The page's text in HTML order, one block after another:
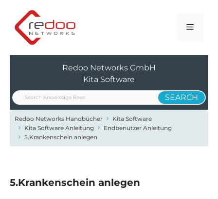
Inhalt
springen
Menü
Redoo Networks GmbH
Kita Software
Redoo Networks Handbücher
Kita Software
Kita Software Anleitung
Endbenutzer Anleitung
5.Krankenschein anlegen
5.Krankenschein anlegen